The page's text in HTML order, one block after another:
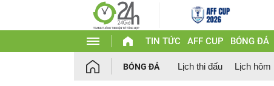
TIN TỨC AFF CUP BÓNG ĐÁ
BÓNG ĐÁ Lịch thi đấu Lịch hôm